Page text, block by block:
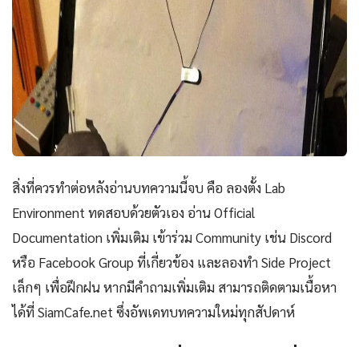
สิ่งที่ควรทำต่อหลังอ่านบทความนี้จบ คือ ลองตั้ง Lab
Environment ทดสอบด้วยตัวเอง อ่าน Official
Documentation เพิ่มเติม เข้าร่วม Community เช่น Discord
หรือ Facebook Group ที่เกี่ยวข้อง และลองทำ Side Project
เล็กๆ เพื่อฝึกฝน หากมีคำถามเพิ่มเติม สามารถติดตามเนื้อหา
ได้ที่ SiamCafe.net ซึ่งอัพเดทบทความใหม่ทุกสัปดาห์